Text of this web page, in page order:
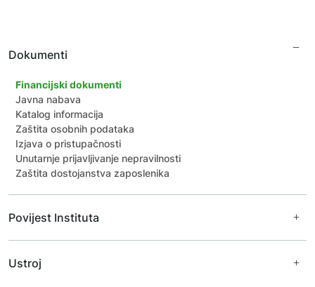
Dokumenti
Financijski dokumenti
Javna nabava
Katalog informacija
Zaštita osobnih podataka
Izjava o pristupačnosti
Unutarnje prijavljivanje nepravilnosti
Zaštita dostojanstva zaposlenika
Povijest Instituta
Prijašnji djelatnici
Ustroj